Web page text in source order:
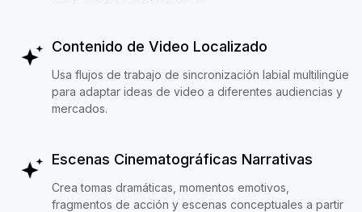
Contenido de Video Localizado
Usa flujos de trabajo de sincronización labial multilingüe
para adaptar ideas de video a diferentes audiencias y
mercados.
Escenas Cinematográficas Narrativas
Crea tomas dramáticas, momentos emotivos,
fragmentos de acción y escenas conceptuales a partir